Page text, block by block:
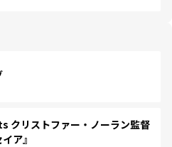
クリストファー・ノーラン監督
ア』